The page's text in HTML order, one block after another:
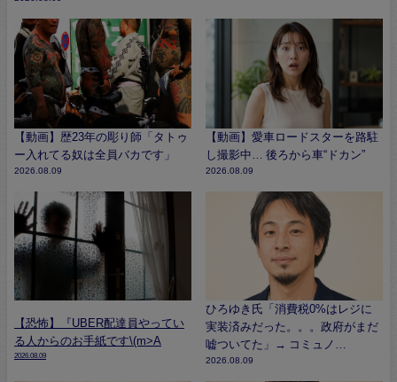
【動画】歴23年の彫り師「タトゥ
ー入れてる奴は全員バカです」
2026.08.09
【動画】愛車ロードスターを路駐
し撮影中… 後ろから車“ドカン”
2026.08.09
【恐怖】『UBER配達員やってい
る人からのお手紙です\(m>A
2026.08.09
ひろゆき氏「消費税0%はレジに
実装済みだった。。。政府がまだ
嘘ついてた」→ コミュノ…
2026.08.09